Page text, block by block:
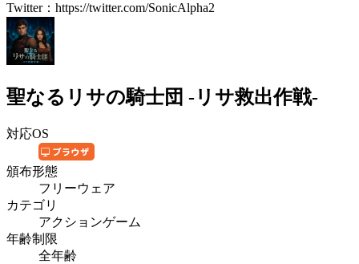
Twitter：https://twitter.com/SonicAlpha2
聖なるリサの騎士団 -リサ救出作戦-
対応OS
頒布形態
フリーウェア
カテゴリ
アクションゲーム
年齢制限
全年齢